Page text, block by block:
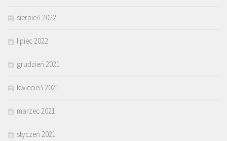
sierpień 2022
lipiec 2022
grudzień 2021
kwiecień 2021
marzec 2021
styczeń 2021